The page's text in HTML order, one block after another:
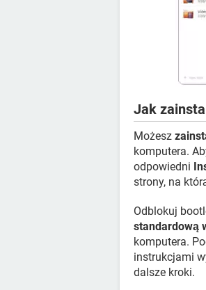
Jak
Możesz
komputera.
odpowiedni
strony, na
Odblokuj
standardową
komputera.
instrukcjami
dalsze kroki.